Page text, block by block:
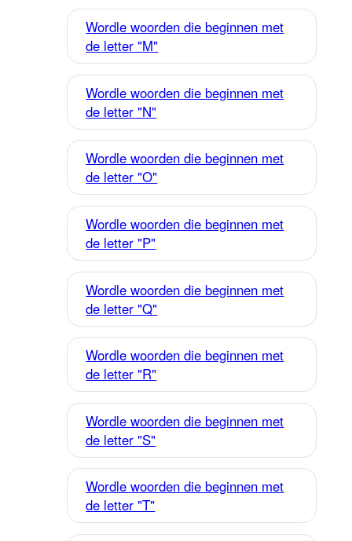
Wordle woorden die beginnen met
de letter "M"
Wordle woorden die beginnen met
de letter "N"
Wordle woorden die beginnen met
de letter "O"
Wordle woorden die beginnen met
de letter "P"
Wordle woorden die beginnen met
de letter "Q"
Wordle woorden die beginnen met
de letter "R"
Wordle woorden die beginnen met
de letter "S"
Wordle woorden die beginnen met
de letter "T"